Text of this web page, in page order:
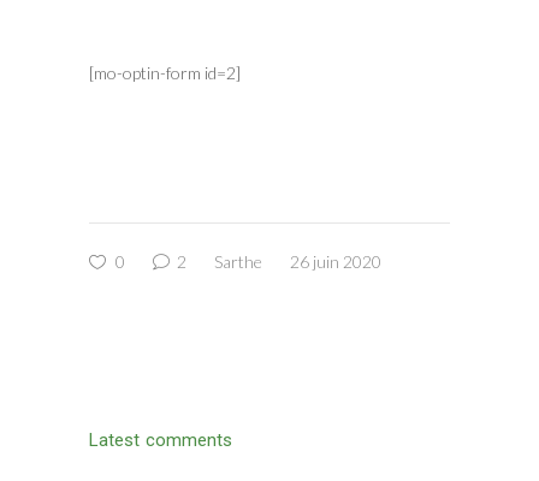
[mo-optin-form id=2]
0 2 Sarthe 26 juin 2020
Latest comments